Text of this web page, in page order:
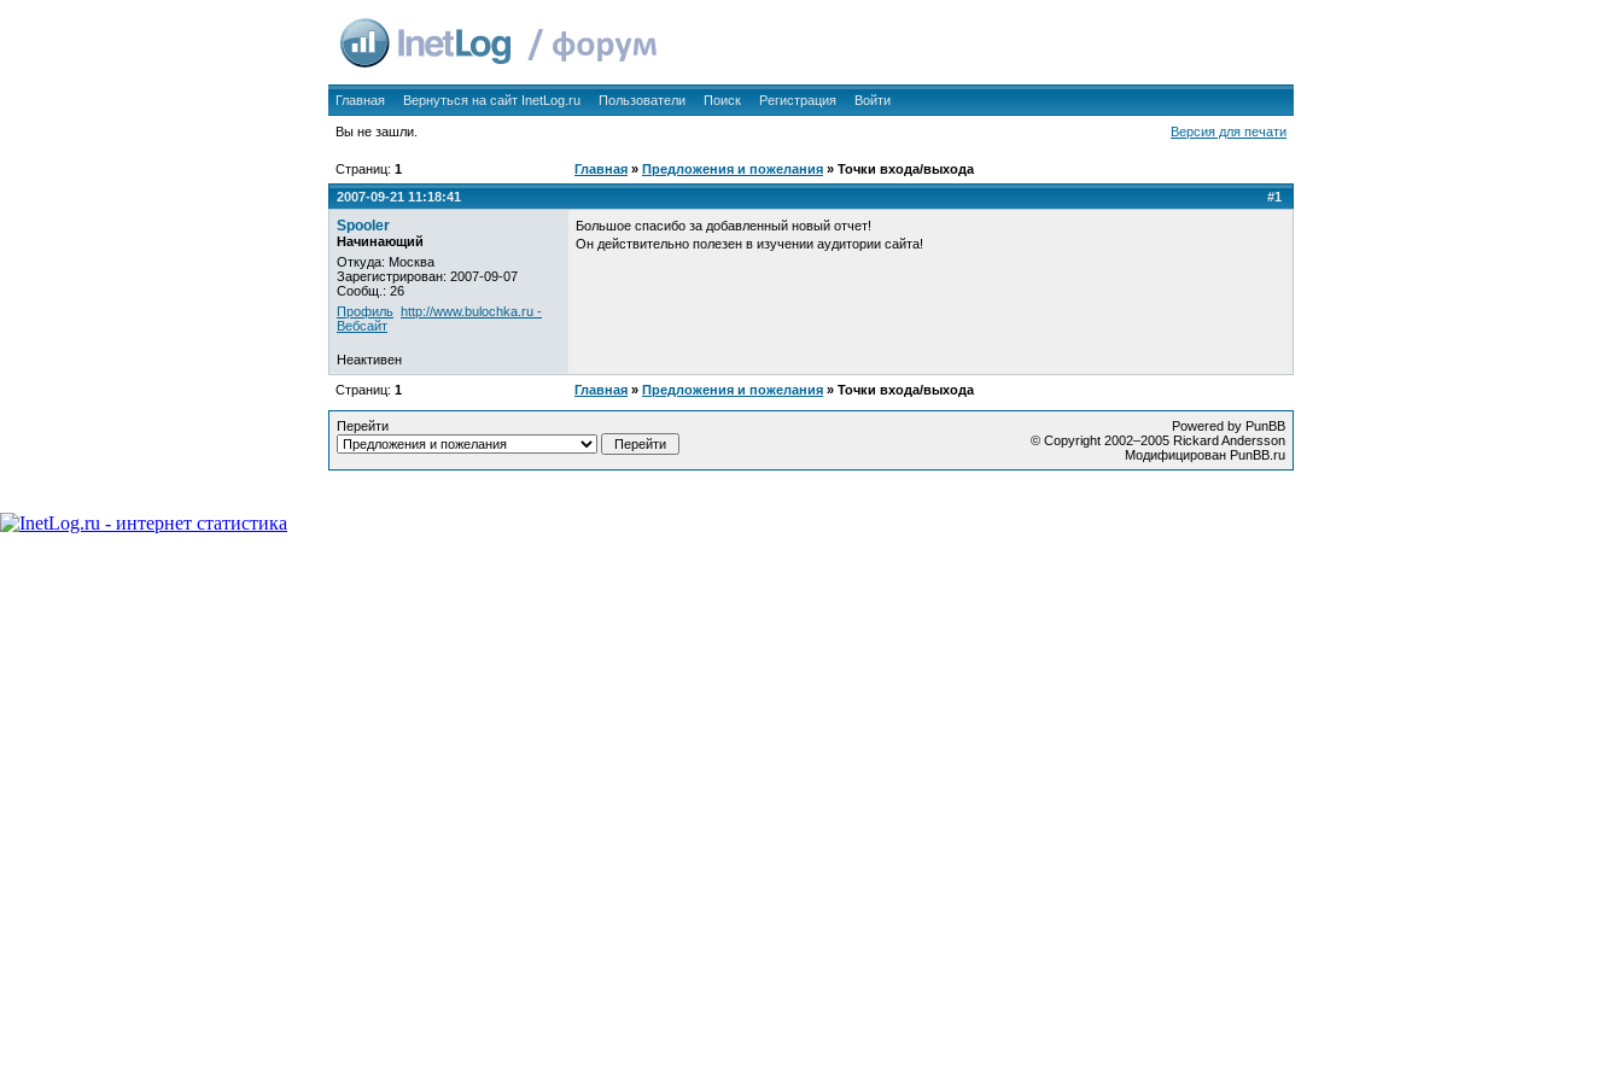
Главная Вернуться на сайт InetLog.ru Пользователи Поиск Регистрация Войти
Вы не зашли. Версия для печати
Страниц: 1 Главная » Предложения и пожелания » Точки входа/выхода
#1
2007-09-21 11:18:41
Spooler
Начинающий
Откуда: Москва
Зарегистрирован: 2007-09-07
Сообщ.: 26
Профиль http://www.bulochka.ru -
Вебсайт
Большое спасибо за добавленный новый отчет!
Он действительно полезен в изучении аудитории сайта!
Неактивен
Страниц: 1 Главная » Предложения и пожелания » Точки входа/выхода
Перейти
Powered by PunBB
© Copyright 2002–2005 Rickard Andersson
Модифицирован PunBB.ru